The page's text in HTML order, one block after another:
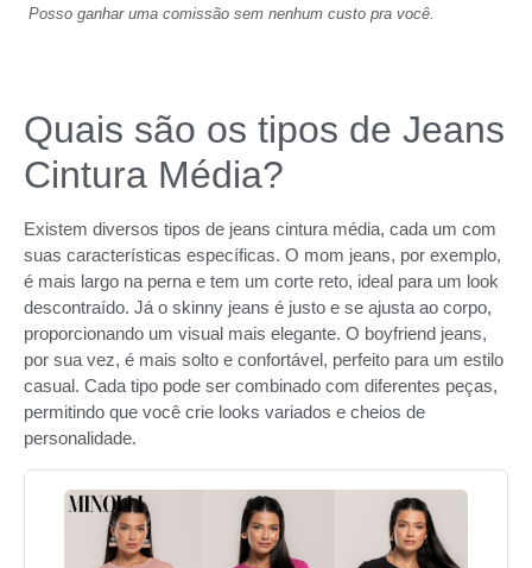
Posso ganhar uma comissão sem nenhum custo pra você.
Quais são os tipos de Jeans
Cintura Média?
Existem diversos tipos de jeans cintura média, cada um com
suas características específicas. O mom jeans, por exemplo,
é mais largo na perna e tem um corte reto, ideal para um look
descontraído. Já o skinny jeans é justo e se ajusta ao corpo,
proporcionando um visual mais elegante. O boyfriend jeans,
por sua vez, é mais solto e confortável, perfeito para um estilo
casual. Cada tipo pode ser combinado com diferentes peças,
permitindo que você crie looks variados e cheios de
personalidade.